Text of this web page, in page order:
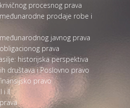
procesnog prava
međunarodne prodaje robe i
javnog prava
prava
historijska perspektiva
društava i Poslovno pravo
pravo
i II